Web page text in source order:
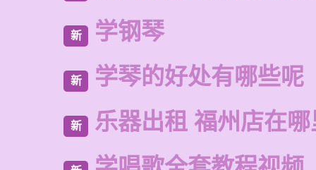
新 学钢琴
新 学琴的好处有哪些呢
新 乐器出租 福州店在